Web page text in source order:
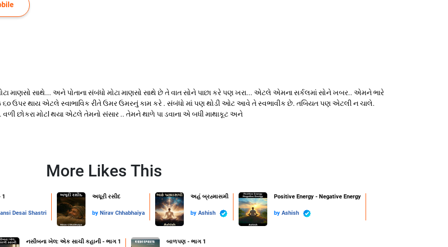
માણસો સાથે... અને પોતાના સંબંધો મોટા માણસો સાથે છે તે વાત સોને પાછા કરે પણ ખરા... એટલે એમના સર્કલમાં સોને ખબર.. એમને ભારે
ઉપર થાય એટલે સ્વાભાવિક રીતે ઉમર ઉમરનું કામ કરે . સંબંધો માં પણ થોડી ઓટ આવે તે સ્વભાવીક છે. તબિયત પણ એટલી ન ચાલે.
છોકરા મોટl થયા એટલે તેમનો સંસાર .. તેમને થાળે પા ડવાના એ બધી માથાકૂટ અને
More Likes This
1
Desai Shastri
અધૂરી રસીદ
by Nirav Chhabhaiya
અહં બ્રહ્માસમી
by Ashish
Positive Energy - Negative Energy
by Ashish
નસીબના ખેલ: એક સાચી કહાની - ભાગ 1 બાળપણ - ભાગ 1